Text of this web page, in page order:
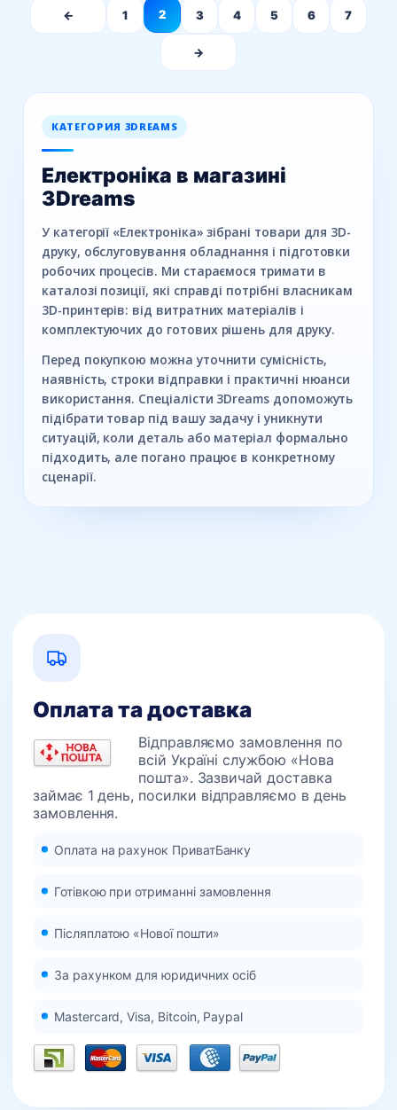
← 1 2 3 4 5 6 7
→
КАТЕГОРИЯ 3DREAMS
Електроніка в магазині
3Dreams
У категорії «Електроніка» зібрані товари для 3D-
друку, обслуговування обладнання і підготовки
робочих процесів. Ми стараємося тримати в
каталозі позиції, які справді потрібні власникам
3D-принтерів: від витратних матеріалів і
комплектуючих до готових рішень для друку.
Перед покупкою можна уточнити сумісність,
наявність, строки відправки і практичні нюанси
використання. Спеціалісти 3Dreams допоможуть
підібрати товар під вашу задачу і уникнути
ситуацій, коли деталь або матеріал формально
підходить, але погано працює в конкретному
сценарії.
Оплата та доставка
Відправляємо замовлення по
всій Україні службою «Нова
пошта». Зазвичай доставка
займає 1 день, посилки відправляємо в день
замовлення.
Оплата на рахунок ПриватБанку
Готівкою при отриманні замовлення
Післяплатою «Нової пошти»
За рахунком для юридичних осіб
Mastercard, Visa, Bitcoin, Paypal